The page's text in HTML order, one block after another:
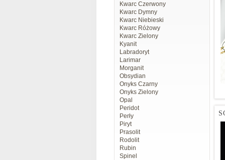
Kwarc Czerwony
Kwarc Dymny
Kwarc Niebieski
Kwarc Różowy
Kwarc Zielony
Kyanit
Labradoryt
Larimar
Morganit
Obsydian
Onyks Czarny
Onyks Zielony
Opal
Peridot
Perły
Piryt
Prasolit
Rodolit
Rubin
Spinel